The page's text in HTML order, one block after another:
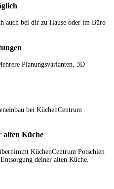
auch bei dir zu Hause oder im Büro
Planungsvarianten, 3D
bei KüchenCentrum
alten Küche
KüchenCentrum Potschien
deiner alten Küche.